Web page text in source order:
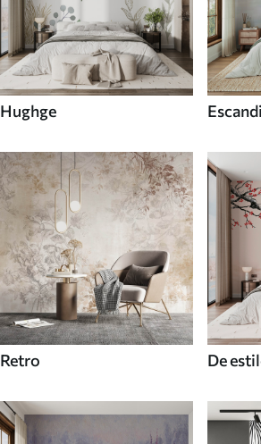
Hughge
Retro De